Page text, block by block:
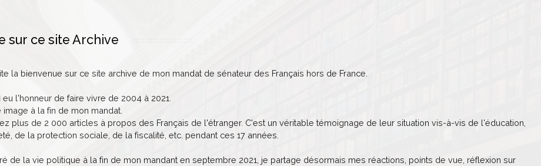
sur ce site Archive
la bienvenue sur ce site archive de mon mandat de sénateur des Français hors de France.
eu l'honneur de faire vivre de 2004 à 2021.
image à la fin de mon mandat.
plus de 2 000 articles à propos des Français de l'étranger. C'est un véritable témoignage de leur situation vis-à-vis de l'éducation,
de la protection sociale, de la fiscalité, etc. pendant ces 17 années.
de la vie politique à la fin de mon mandant en septembre 2021, je partage désormais mes réactions, points de vue, réflexion sur